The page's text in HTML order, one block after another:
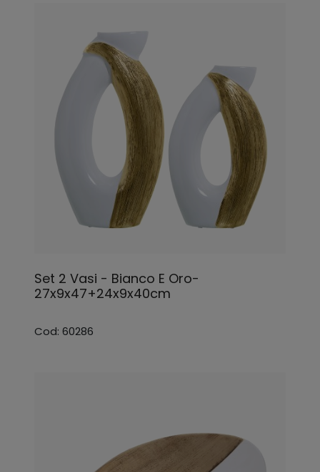
Set 2 Vasi - Bianco E Oro-
27x9x47+24x9x40cm
Cod: 60286